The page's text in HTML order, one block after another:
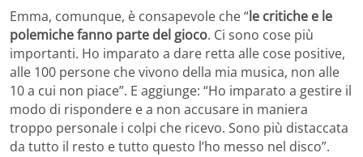
Emma, comunque, è consapevole che “le critiche e le
polemiche fanno parte del gioco. Ci sono cose più
importanti. Ho imparato a dare retta alle cose positive,
alle 100 persone che vivono della mia musica, non alle
10 a cui non piace”. E aggiunge: “Ho imparato a gestire il
modo di rispondere e a non accusare in maniera
troppo personale i colpi che ricevo. Sono più distaccata
da tutto il resto e tutto questo l’ho messo nel disco”.